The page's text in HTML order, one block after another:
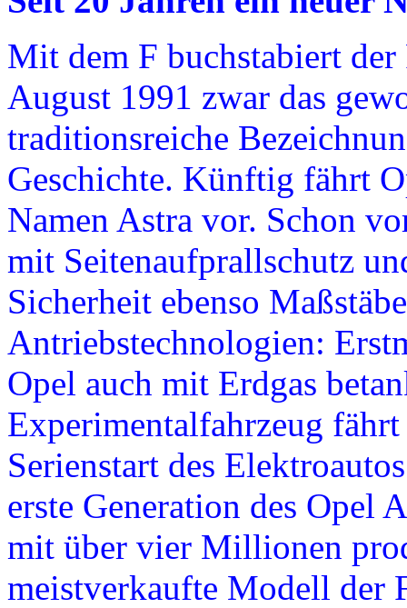
Mit dem F buchstabiert
August 1991 zwar das
traditionsreiche
Geschichte. Künftig fährt
Namen Astra vor. Schon
mit Seitenaufprallschutz
Sicherheit ebenso
Antriebstechnologien:
Opel auch mit Erdgas
Experimentalfahrzeug
Serienstart des
erste Generation des Opel
mit über vier Millionen
meistverkaufte Modell der